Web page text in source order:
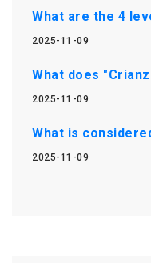
What are the 4
2025-11-09
What does
2025-11-09
What is
2025-11-09